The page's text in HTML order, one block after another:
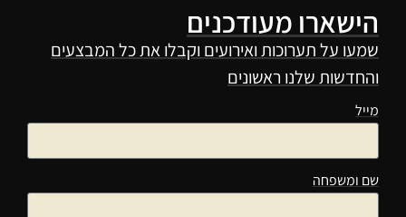
הישארו מעודכנים
שמעו על תערוכות ואירועים וקבלו את כל המבצעים
והחדשות שלנו ראשונים
מייל
שם ומשפחה